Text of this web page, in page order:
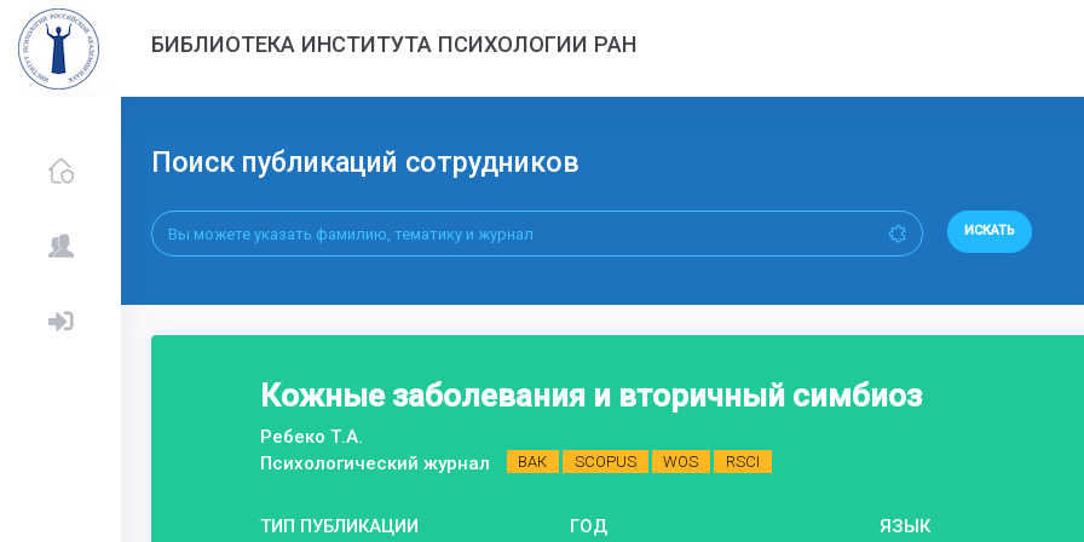
БИБЛИОТЕКА ИНСТИТУТА ПСИХОЛОГИИ РАН
Поиск публикаций сотрудников
ИСКАТЬ
Кожные заболевания и вторичный симбиоз
Ребеко Т.А.
Психологический журнал
ВАК SCOPUS WOS RSCI
ТИП ПУБЛИКАЦИИ ГОД ЯЗЫК